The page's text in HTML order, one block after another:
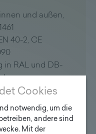
und außen,
40-2, CE
in RAL und DB-
und
Cookies
notwendig, um die
andere sind
Mit der